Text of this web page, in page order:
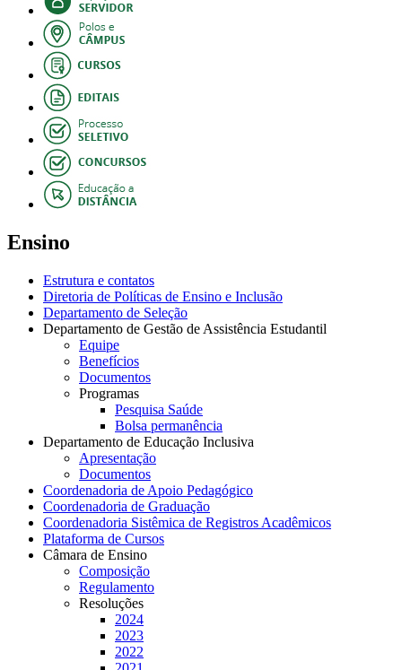
Ensino
Estrutura e contatos
Diretoria de Políticas de Ensino e Inclusão
Departamento de Seleção
Departamento de Gestão de Assistência Estudantil
Equipe
Benefícios
Documentos
Programas
Pesquisa Saúde
Bolsa permanência
Departamento de Educação Inclusiva
Apresentação
Documentos
Coordenadoria de Apoio Pedagógico
Coordenadoria de Graduação
Coordenadoria Sistêmica de Registros Acadêmicos
Plataforma de Cursos
Câmara de Ensino
Composição
Regulamento
Resoluções
2024
2023
2022